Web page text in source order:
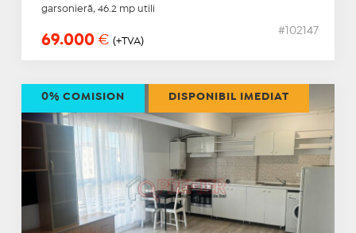
garsonieră, 46.2 mp utili
69.000 € (+TVA)
#102147
0% COMISION DISPONIBIL IMEDIAT